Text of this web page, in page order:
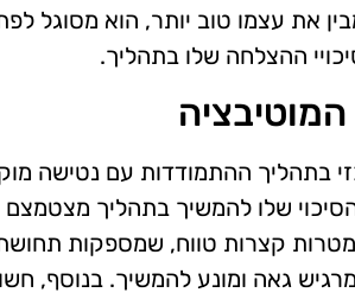
את עצמו טוב יותר, הוא מסוגל
ההצלחה שלו בתהליך.
בתהליך ההתמודדות עם נטישה
שלו להמשיך בתהליך
מטרות קצרות טווח, שמספקות
גאה ומונע להמשיך. בנוסף,